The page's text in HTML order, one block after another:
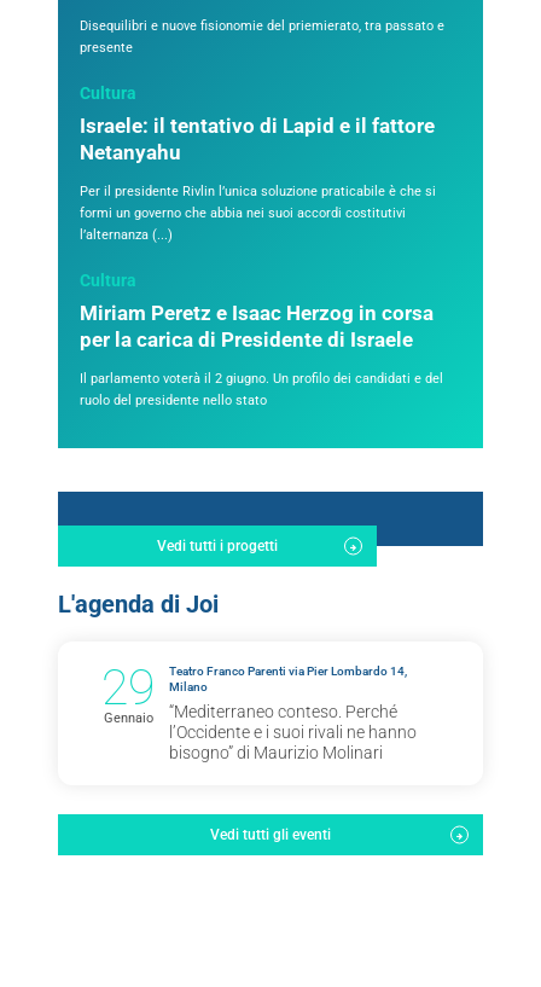
Disequilibri e nuove fisionomie del priemierato, tra passato e
presente
Cultura
Israele: il tentativo di Lapid e il fattore
Netanyahu
Per il presidente Rivlin l’unica soluzione praticabile è che si
formi un governo che abbia nei suoi accordi costitutivi
l’alternanza (...)
Cultura
Miriam Peretz e Isaac Herzog in corsa
per la carica di Presidente di Israele
Il parlamento voterà il 2 giugno. Un profilo dei candidati e del
ruolo del presidente nello stato
Vedi tutti i progetti
L'agenda di Joi
29
Gennaio
Teatro Franco Parenti via Pier Lombardo 14,
Milano
“Mediterraneo conteso. Perché
l’Occidente e i suoi rivali ne hanno
bisogno” di Maurizio Molinari
Vedi tutti gli eventi